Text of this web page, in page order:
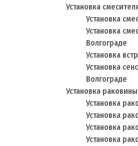
Установка
Установка
Установка
Волгограде
Установка
Установка
Волгограде
Установка раковины
Установка
Установка
Установка
Установка